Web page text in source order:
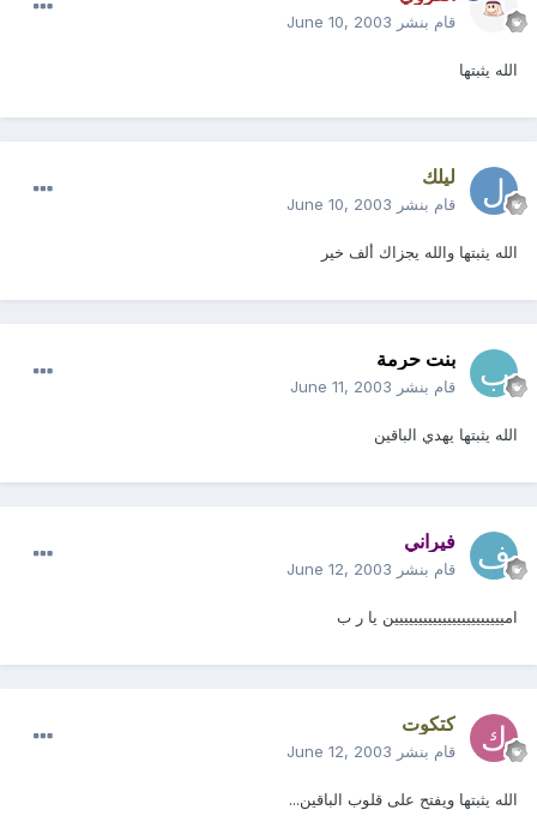
قام بنشر June 10, 2003
الله يثبتها
ليلك
قام بنشر June 10, 2003
الله يثبتها والله يجزاك ألف خير
بنت حرمة
قام بنشر June 11, 2003
الله يثبتها يهدي الباقين
فيراني
قام بنشر June 12, 2003
امييييييييييييييييييييييين يا ر ب
كتكوت
قام بنشر June 12, 2003
الله يثبتها ويفتح على قلوب الباقين...